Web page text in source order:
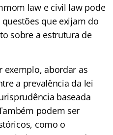
law e civil law pode
que exijam do
sobre a estrutura de
exemplo, abordar as
a prevalência da lei
baseada
podem ser
como o